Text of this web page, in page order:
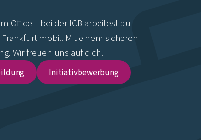
Office – bei der ICB arbeitest du
mobil. Mit einem sicheren
Wir freuen uns auf dich!
Initiativbewerbung